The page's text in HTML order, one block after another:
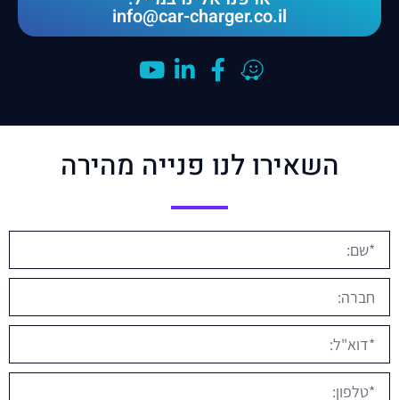
info@car-charger.co.il
השאירו לנו פנייה מהירה